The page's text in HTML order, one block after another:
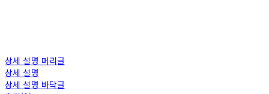
상세 설명 머리글
상세 설명
상세 설명 바닥글